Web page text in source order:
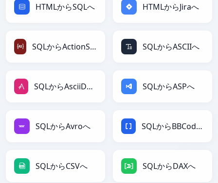
HTMLからSQLへ HTMLからJiraへ
SQLからActionScriptへ SQLからASCIIへ
SQLからAsciiDocへ SQLからASPへ
SQLからAvroへ SQLからBBCodeへ
SQLからCSVへ SQLからDAXへ